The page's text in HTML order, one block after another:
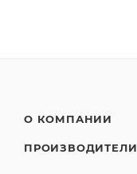
О КОМПАНИИ
ПРОИЗВОДИТЕЛИ